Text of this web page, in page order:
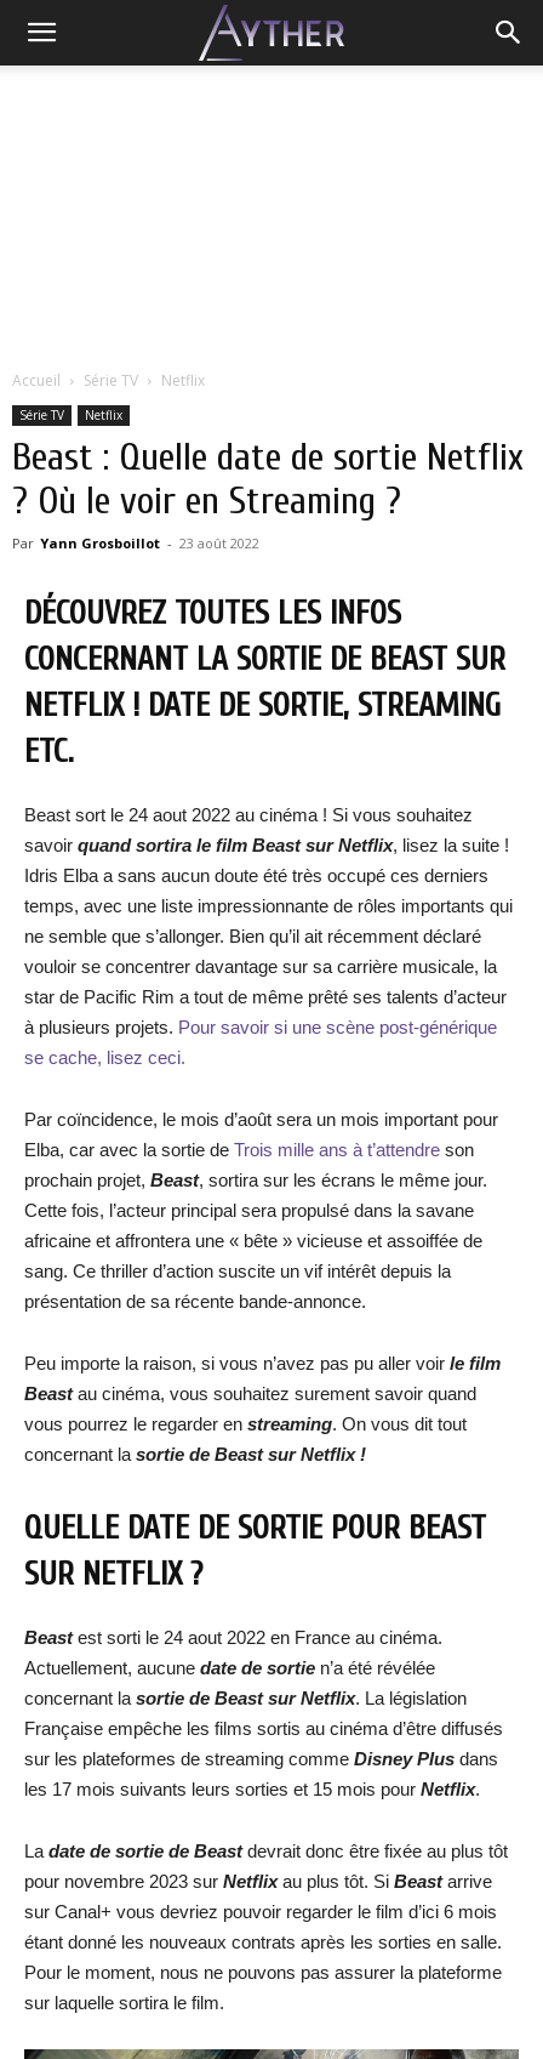
Accueil Série TV Netflix
Série TV Netflix
Beast : Quelle date de sortie Netflix
? Où le voir en Streaming ?
Par Yann Grosboillot - 23 août 2022
DÉCOUVREZ TOUTES LES INFOS
CONCERNANT LA SORTIE DE BEAST SUR
NETFLIX ! DATE DE SORTIE, STREAMING
ETC.
Beast sort le 24 aout 2022 au cinéma ! Si vous souhaitez
savoir quand sortira le film Beastsur Netflix, lisez la suite !
Idris Elba a sans aucun doute été très occupé ces derniers
temps, avec une liste impressionnante de rôles importants qui
ne semble que s’allonger. Bien qu’il ait récemment déclaré
vouloir se concentrer davantage sur sa carrière musicale, la
star de Pacific Rim a tout de même prêté ses talents d’acteur
à plusieurs projets. Pour savoir si une scène post-générique
se cache, lisez ceci.
Par coïncidence, le mois d’août sera un mois important pour
Elba, car avec la sortie de Trois mille ans à t’attendre son
prochain projet, Beast, sortira sur les écrans le même jour.
Cette fois, l’acteur principal sera propulsé dans la savane
africaine et affrontera une « bête » vicieuse et assoiffée de
sang. Ce thriller d’action suscite un vif intérêt depuis la
présentation de sa récente bande-annonce.
Peu importe la raison, si vous n’avez pas pu aller voir le film
Beastau cinéma, vous souhaitez surement savoir quand
vous pourrez le regarder en streaming. On vous dit tout
concernant la sortie de Beast sur Netflix !
QUELLE DATE DE SORTIE POUR BEAST
SUR NETFLIX ?
Beast est sorti le 24 aout 2022 en France au cinéma.
Actuellement, aucune date de sortie n’a été révélée
concernant la sortie de Beastsur Netflix. La législation
Française empêche les films sortis au cinéma d’être diffusés
sur les plateformes de streaming comme Disney Plus dans
les 17 mois suivants leurs sorties et 15 mois pour Netflix.
La date de sortie de Beastdevrait donc être fixée au plus tôt
pour novembre 2023 sur Netflixau plus tôt. Si Beastarrive
sur Canal+ vous devriez pouvoir regarder le film d’ici 6 mois
étant donné les nouveaux contrats après les sorties en salle.
Pour le moment, nous ne pouvons pas assurer la plateforme
sur laquelle sortira le film.